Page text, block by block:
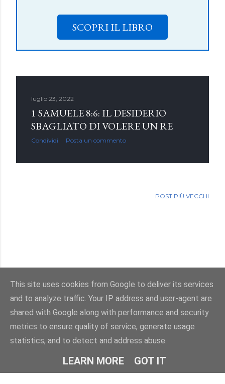
SCOPRI IL LIBRO
luglio 23, 2022
1 SAMUELE 8:6: IL DESIDERIO
SBAGLIATO DI VOLERE UN RE
Condividi Posta un commento
POST PIÙ VECCHI
Powered by Blogger
Immagini dei temi dienot-poloskun
© Salvatore Di Dio 2013-2026.Tutti i diritti sono riservati
This site uses cookies from Google to deliver its services
and to analyze traffic. Your IP address and user-agent are
shared with Google along with performance and security
metrics to ensure quality of service, generate usage
statistics, and to detect and address abuse.
LEARN MORE GOT IT